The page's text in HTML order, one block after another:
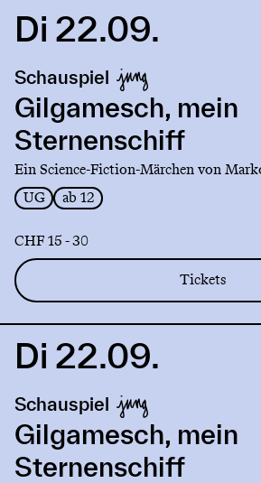
Link
Gilgamesch,
mein
Sternenschiff
Di 22.09.
Schauspiel
Gilgamesch, mein
Sternenschiff
Ein Science-Fiction-Märchen von
UG
ab 12
CHF 15 - 30
Tickets
Link
Gilgamesch,
mein
Sternenschiff
Di 22.09.
Schauspiel
Gilgamesch, mein
Sternenschiff